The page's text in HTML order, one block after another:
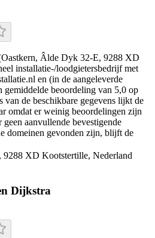
Âlde Dyk 32-E, 9288 XD
installatie-/loodgietersbedrijf met
en (in de aangeleverde
gemiddelde beoordeling van 5,0 op
van de beschikbare gegevens lijkt de
omdat er weinig beoordelingen zijn
geen aanvullende bevestigende
domeinen gevonden zijn, blijft de
XD Kootstertille, Nederland
Dijkstra